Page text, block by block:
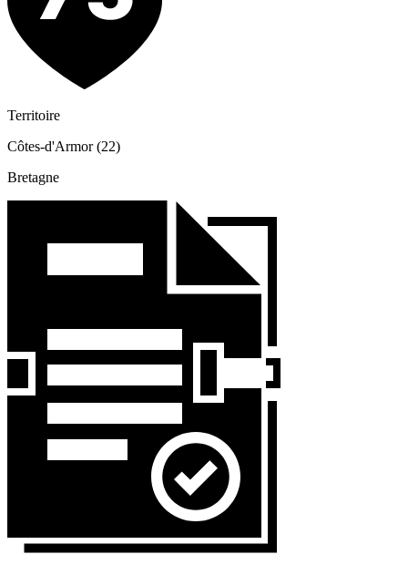
Territoire
Côtes-d'Armor (22)
Bretagne